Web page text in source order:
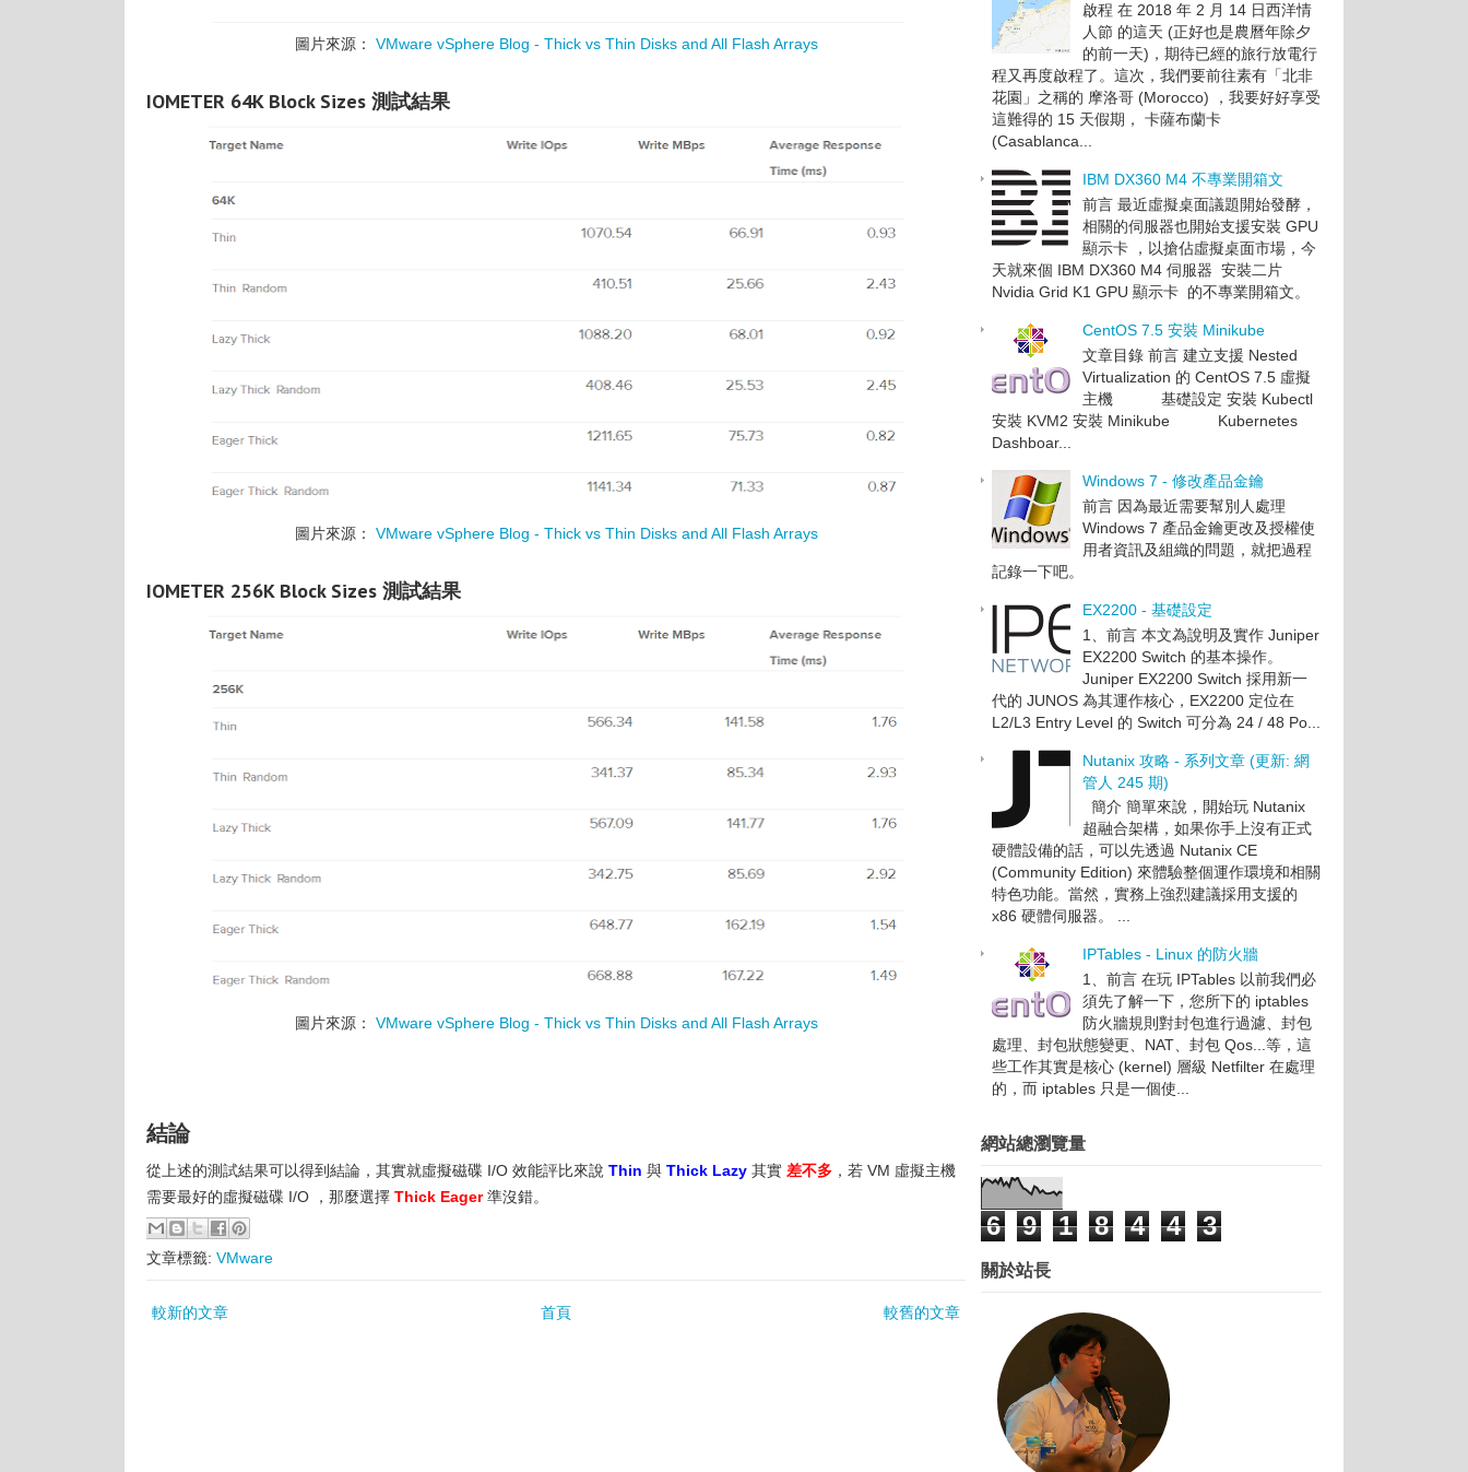
圖片來源： VMware vSphere Blog - Thick vs Thin Disks and All Flash Arrays
IOMETER 64K Block Sizes 測試結果
圖片來源： VMware vSphere Blog - Thick vs Thin Disks and All Flash Arrays
IOMETER 256K Block Sizes 測試結果
圖片來源： VMware vSphere Blog - Thick vs Thin Disks and All Flash Arrays
結論
從上述的測試結果可以得到結論，其實就虛擬磁碟 I/O 效能評比來說 Thin 與 Thick Lazy 其實 差不多 ，若 VM 虛擬主機
需要最好的虛擬磁碟 I/O ，那麼選擇 Thick Eager準沒錯。
文章標籤: VMware
較新的文章 較舊的文章
首頁
啟程 在 2018 年 2 月 14 日西洋情
人節 的這天 (正好也是農曆年除夕
的前一天)，期待已經的旅行放電行
程又再度啟程了。這次，我們要前往素有「北非
花園」之稱的 摩洛哥 (Morocco) ，我要好好享受
這難得的 15 天假期， 卡薩布蘭卡
(Casablanca...
IBM DX360 M4 不專業開箱文
前言 最近虛擬桌面議題開始發酵，
相關的伺服器也開始支援安裝 GPU
顯示卡 ，以搶佔虛擬桌面市場，今
天就來個 IBM DX360 M4 伺服器 安裝二片
Nvidia Grid K1 GPU 顯示卡 的不專業開箱文。
CentOS 7.5 安裝 Minikube
文章目錄 前言 建立支援 Nested
Virtualization 的 CentOS 7.5 虛擬
主機 基礎設定 安裝 Kubectl
安裝 KVM2 安裝 Minikube Kubernetes
Dashboar...
Windows 7 - 修改產品金鑰
前言 因為最近需要幫別人處理
Windows 7 產品金鑰更改及授權使
用者資訊及組織的問題，就把過程
記錄一下吧。
EX2200 - 基礎設定
1、前言 本文為說明及實作 Juniper
EX2200 Switch 的基本操作。
Juniper EX2200 Switch 採用新一
代的 JUNOS 為其運作核心，EX2200 定位在
L2/L3 Entry Level 的 Switch 可分為 24 / 48 Po...
Nutanix 攻略 - 系列文章 (更新: 網
管人 245 期)
簡介 簡單來說，開始玩 Nutanix
超融合架構，如果你手上沒有正式
硬體設備的話，可以先透過 Nutanix CE
(Community Edition) 來體驗整個運作環境和相關
特色功能。當然，實務上強烈建議採用支援的
x86 硬體伺服器。 ...
IPTables - Linux 的防火牆
1、前言 在玩 IPTables 以前我們必
須先了解一下，您所下的 iptables
防火牆規則對封包進行過濾、封包
處理、封包狀態變更、NAT、封包 Qos...等，這
些工作其實是核心 (kernel) 層級 Netfilter 在處理
的，而 iptables 只是一個使...
網站總瀏覽量
6 9 1 8 4 4 3
關於站長